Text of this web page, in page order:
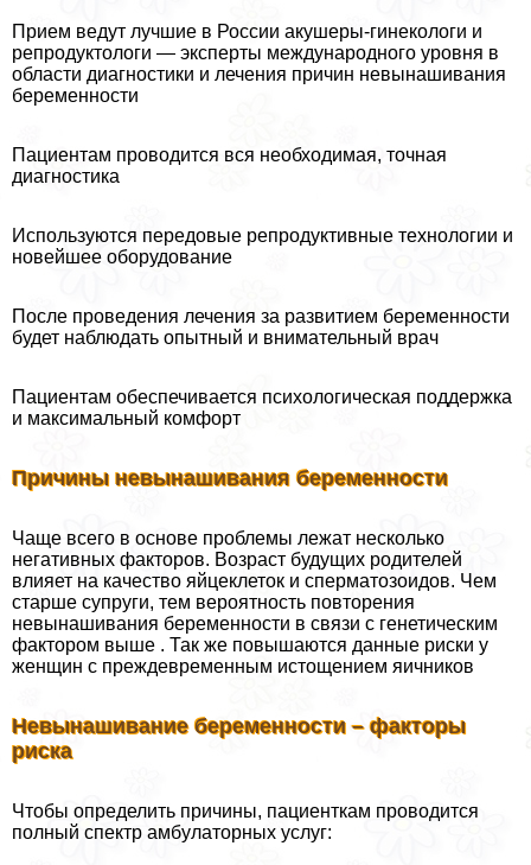
Прием ведут лучшие в России акушеры-гинекологи и
репродуктологи — эксперты международного уровня в
области диагностики и лечения причин невынашивания
беременности
Пациентам проводится вся необходимая, точная
диагностика
Используются передовые репродуктивные технологии и
новейшее оборудование
После проведения лечения за развитием беременности
будет наблюдать опытный и внимательный врач
Пациентам обеспечивается психологическая поддержка
и максимальный комфорт
Причины невынашивания беременности
Чаще всего в основе проблемы лежат несколько
негативных факторов. Возраст будущих родителей
влияет на качество яйцеклеток и cпepматозоидов. Чем
старше супруги, тем вероятность повторения
невынашивания беременности в связи с генетическим
фактором выше . Так же повышаются данные риски у
женщин с преждевременным истощением яичников
Невынашивание беременности – факторы
риска
Чтобы определить причины, пациенткам проводится
полный спектр амбулаторных услуг: